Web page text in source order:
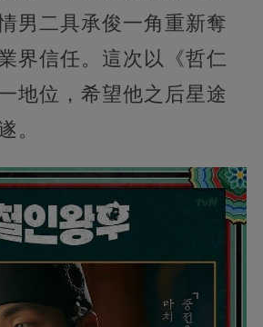
男二具承俊一角重新奪
界信任。這次以《哲仁
地位，希望他之后星途
。